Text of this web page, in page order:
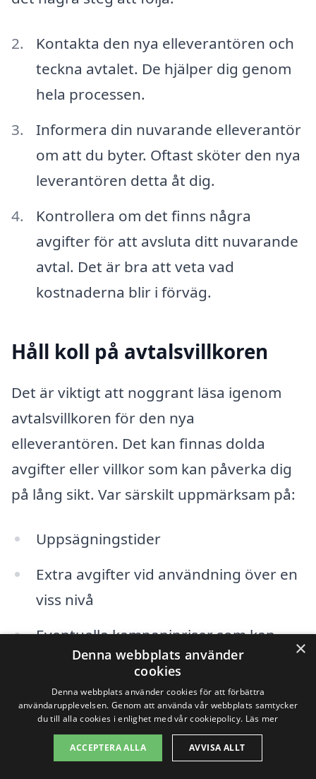
Kontakta den nya elleverantören och
teckna avtalet. De hjälper dig genom
hela processen.
Informera din nuvarande elleverantör
om att du byter. Oftast sköter den nya
leverantören detta åt dig.
Kontrollera om det finns några
avgifter för att avsluta ditt nuvarande
avtal. Det är bra att veta vad
kostnaderna blir i förväg.
Håll koll på avtalsvillkoren
Det är viktigt att noggrant läsa igenom
avtalsvillkoren för den nya
elleverantören. Det kan finnas dolda
avgifter eller villkor som kan påverka dig
på lång sikt. Var särskilt uppmärksam på:
Uppsägningstider
Extra avgifter vid användning över en
viss nivå
Eventuella kampanjpriser som kan
sluta gälla efter en viss tid
Se över ditt val regelbundet
Marknaden för elpriser kan förändras
×
Denna webbplats använder
cookies
Denna webbplats använder cookies för att förbättra
användarupplevelsen. Genom att använda vår webbplats samtycker
du till alla cookies i enlighet med vår cookiepolicy. Läs mer
ACCEPTERA ALLA AVVISA ALLT